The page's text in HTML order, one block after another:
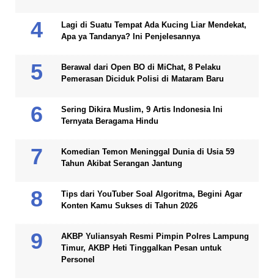
Lagi di Suatu Tempat Ada Kucing Liar Mendekat,
Apa ya Tandanya? Ini Penjelesannya
Berawal dari Open BO di MiChat, 8 Pelaku
Pemerasan Diciduk Polisi di Mataram Baru
Sering Dikira Muslim, 9 Artis Indonesia Ini
Ternyata Beragama Hindu
Komedian Temon Meninggal Dunia di Usia 59
Tahun Akibat Serangan Jantung
Tips dari YouTuber Soal Algoritma, Begini Agar
Konten Kamu Sukses di Tahun 2026
AKBP Yuliansyah Resmi Pimpin Polres Lampung
Timur, AKBP Heti Tinggalkan Pesan untuk
Personel